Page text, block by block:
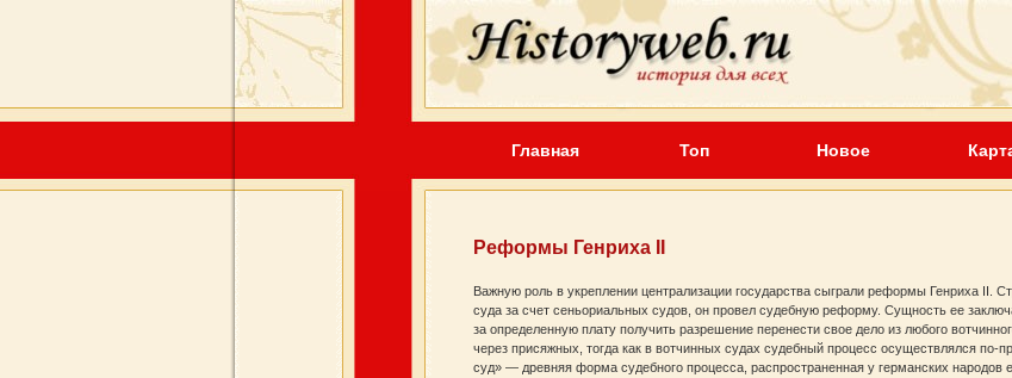
Главная Топ Новое
Реформы Генриха II
Важную роль в укреплении централизации государства сыграли реформы Генриха II.
суда за счет сеньориальных судов, он провел судебную реформу. Сущность ее
за определенную плату получить разрешение перенести свое дело из любого
через присяжных, тогда как в вотчинных судах судебный процесс осуществлялся
суд» — древняя форма судебного процесса, распространенная у германских